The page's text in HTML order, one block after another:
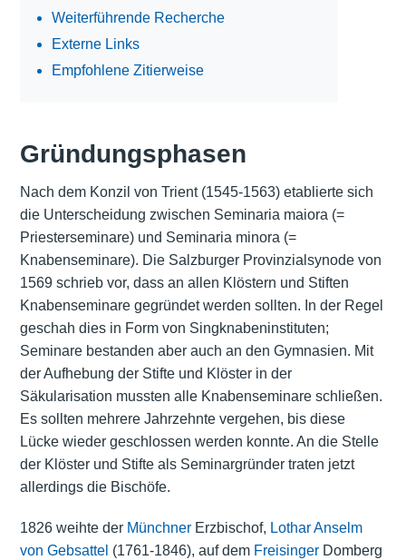
Weiterführende Recherche
Externe Links
Empfohlene Zitierweise
Gründungsphasen
Nach dem Konzil von Trient (1545-1563) etablierte sich
die Unterscheidung zwischen Seminaria maiora (=
Priesterseminare) und Seminaria minora (=
Knabenseminare). Die Salzburger Provinzialsynode von
1569 schrieb vor, dass an allen Klöstern und Stiften
Knabenseminare gegründet werden sollten. In der Regel
geschah dies in Form von Singknabeninstituten;
Seminare bestanden aber auch an den Gymnasien. Mit
der Aufhebung der Stifte und Klöster in der
Säkularisation mussten alle Knabenseminare schließen.
Es sollten mehrere Jahrzehnte vergehen, bis diese
Lücke wieder geschlossen werden konnte. An die Stelle
der Klöster und Stifte als Seminargründer traten jetzt
allerdings die Bischöfe.
1826 weihte der MünchnerErzbischof, Lothar Anselm
von Gebsattel (1761-1846), auf dem FreisingerDomberg